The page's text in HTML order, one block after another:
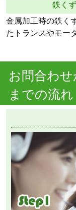
鉄く
金属加工時の鉄く
たトランスやモー
お問合わ
までの流れ